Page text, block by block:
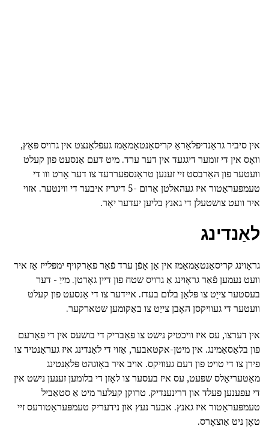
אין סיביר גראַנדיפלאָראַ קריסאַנטאַמאַמז געפֿלאַנצט אין גרויס פּאַץ,
וואָס אין די זומער דיגגעד אין דער ערד. מיט דעם אַנסעט פון קעלט
וועטער פון האַרבסט זיי זענען טראַנספעררעד צו דער אָרט ווו די
טעמפּעראַטור איז געהאלטן אַרום -5 דיגריז איבער די ווינטער. אזוי
איר וועט צושטעלן די גאנץ בליען יעדער יאָר.
לאַנדינג
גראָוינג קריסאַנטאַמאַמז אין אַן אָפֿן ערד פֿאַר פאַרקויף ימפּלייז אַז איר
וועט נעמען פֿאַר גראָוינג אַ גרויס שטח פון דיין גאָרטן. מייַ - דער
בעסטער צייַט צו פּלאַן בלום בעדז. איידער צו די אַנסעט פון קעלט
וועטער די געוויקסן האָבן צייַט צו באַקומען שטארקער.
אין דערצו, עס איז וויכטיק נישט צו פאַבריק די בושעס אין די פאָרעם
פון בלאַסאַמינג. אין מיטן-אקטאבער, אַזוי די לאַנדינג איז געראַנטיד צו
פירן צו די טויט פון דעם געוויקס. אויב איר באָוגהט פּלאַנטינג
מאַטעריאַלס שפּעט, עס איז בעסער צו לאָזן די בלומען זענען נישט אין
די עפענען פעלד און דרינענדיק. טרוקן קעלער מיט אַ סטאַביל
טעמפּעראַטור איז גאנץ. אבער נעץ און נידעריק טעמפּעראַטורעס זיי
טאָן ניט אַוצאָרס.